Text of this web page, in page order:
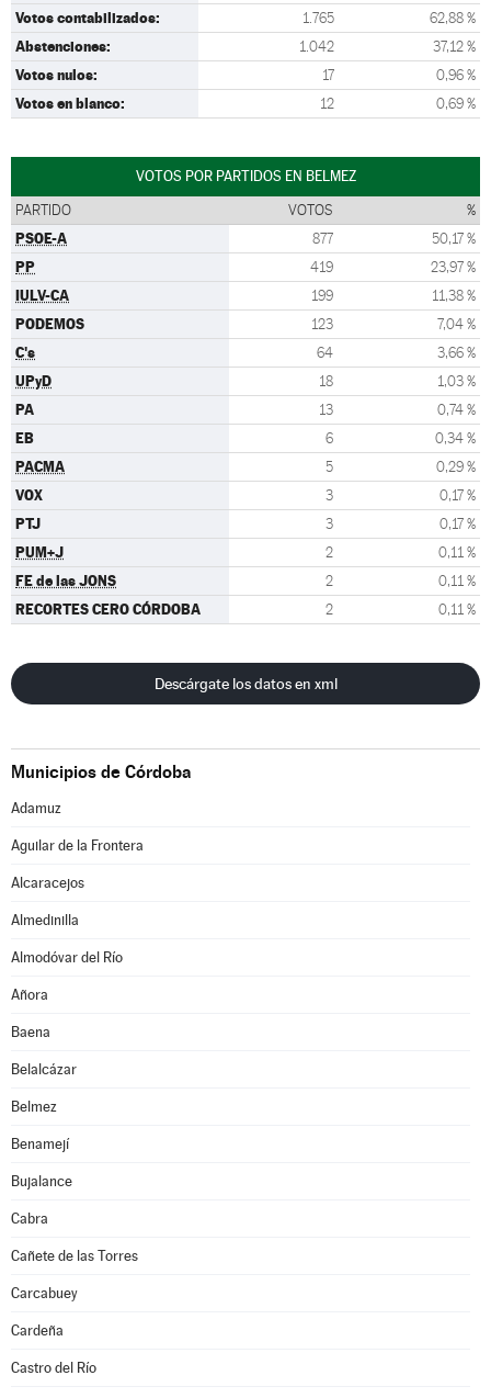
Votos contabilizados: 1.765 62,88 %
Abstenciones: 1.042 37,12 %
Votos nulos: 17 0,96 %
Votos en blanco: 12 0,69 %
VOTOS POR PARTIDOS EN BELMEZ
PARTIDO VOTOS %
PSOE-A 877 50,17 %
PP 419 23,97 %
IULV-CA 199 11,38 %
PODEMOS 123 7,04 %
C's 64 3,66 %
UPyD 18 1,03 %
PA 13 0,74 %
EB 6 0,34 %
PACMA 5 0,29 %
VOX 3 0,17 %
PTJ 3 0,17 %
PUM+J 2 0,11 %
FE de las JONS 2 0,11 %
RECORTES CERO CÓRDOBA 2 0,11 %
Descárgate los datos en xml
Municipios de Córdoba
Adamuz
Aguilar de la Frontera
Alcaracejos
Almedinilla
Almodóvar del Río
Añora
Baena
Belalcázar
Belmez
Benamejí
Bujalance
Cabra
Cañete de las Torres
Carcabuey
Cardeña
Castro del Río